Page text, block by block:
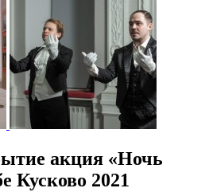
акция «Ночь
Кусково 2021